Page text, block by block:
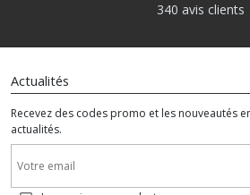
340 avis clients
Actualités
Recevez des codes promo et les nouveautés
actualités.